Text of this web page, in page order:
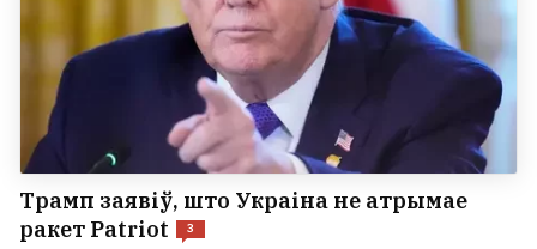
Трамп заявіў, што Украіна не атрымае
ракет Patriot
3